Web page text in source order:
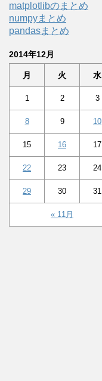
matplotlibのまとめ
numpyまとめ
pandasまとめ
2014年12月
月 火 水
« 11月
1 2 3
8 9 10
15 16 17
22 23 24
29 30 31